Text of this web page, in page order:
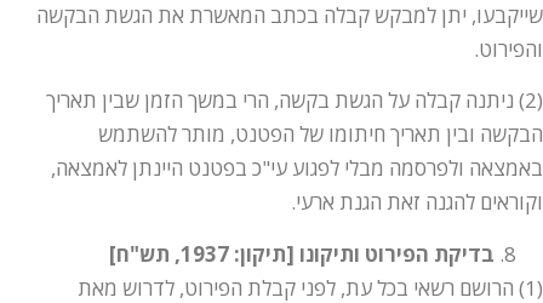
שייקבעו, יתן למבקש קבלה בכתב המאשרת את הגשת הבקשה
והפירוט.
(2) ניתנה קבלה על הגשת בקשה, הרי במשך הזמן שבין תאריך
הבקשה ובין תאריך חיתומו של הפטנט, מותר להשתמש
באמצאה ולפרסמה מבלי לפגוע עי"כ בפטנט היינתן לאמצאה,
וקוראים להגנה זאת הגנת ארעי.
בדיקת הפירוט ותיקונו [תיקון: 1937, תש"ח]
(1) הרושם רשאי בכל עת, לפני קבלת הפירוט, לדרוש מאת